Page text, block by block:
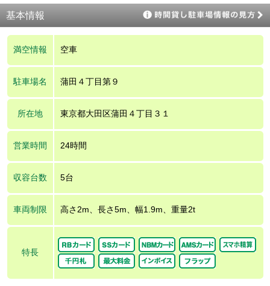
基本情報
満空情報 空車
駐車場名 蒲田４丁目第９
所在地 東京都大田区蒲田４丁目３１
営業時間 24時間
収容台数 5台
車両制限 高さ2m、長さ5m、幅1.9m、重量2t
特長